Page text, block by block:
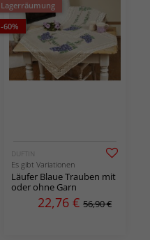
Lagerräumung
-60%
DUFTIN
Es gibt Variationen
Läufer Blaue Trauben mit
oder ohne Garn
22,76 € 56,90 €